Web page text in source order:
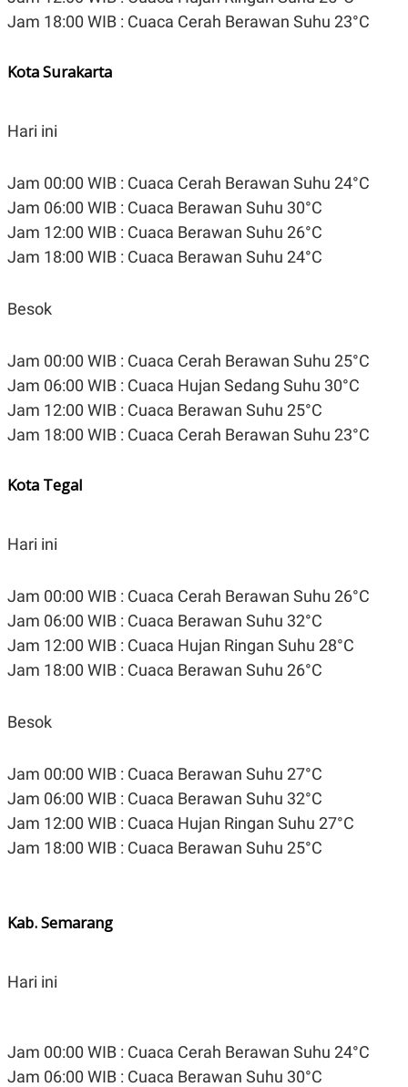
Jam 18:00 WIB : Cuaca Cerah Berawan Suhu 23°C
Kota Surakarta
Hari ini
Jam 00:00 WIB : Cuaca Cerah Berawan Suhu 24°C
Jam 06:00 WIB : Cuaca Berawan Suhu 30°C
Jam 12:00 WIB : Cuaca Berawan Suhu 26°C
Jam 18:00 WIB : Cuaca Berawan Suhu 24°C
Besok
Jam 00:00 WIB : Cuaca Cerah Berawan Suhu 25°C
Jam 06:00 WIB : Cuaca Hujan Sedang Suhu 30°C
Jam 12:00 WIB : Cuaca Berawan Suhu 25°C
Jam 18:00 WIB : Cuaca Cerah Berawan Suhu 23°C
Kota Tegal
Hari ini
Jam 00:00 WIB : Cuaca Cerah Berawan Suhu 26°C
Jam 06:00 WIB : Cuaca Berawan Suhu 32°C
Jam 12:00 WIB : Cuaca Hujan Ringan Suhu 28°C
Jam 18:00 WIB : Cuaca Berawan Suhu 26°C
Besok
Jam 00:00 WIB : Cuaca Berawan Suhu 27°C
Jam 06:00 WIB : Cuaca Berawan Suhu 32°C
Jam 12:00 WIB : Cuaca Hujan Ringan Suhu 27°C
Jam 18:00 WIB : Cuaca Berawan Suhu 25°C
Kab. Semarang
Hari ini
Jam 00:00 WIB : Cuaca Cerah Berawan Suhu 24°C
Jam 06:00 WIB : Cuaca Berawan Suhu 30°C